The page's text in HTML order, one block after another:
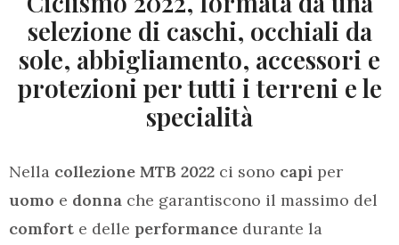
selezione di caschi, occhiali da
sole, abbigliamento, accessori e
protezioni per tutti i terreni e le
specialità
Nella collezione MTB 2022 ci sono capi per
uomo e donna che garantiscono il massimo del
comfort e delle performance durante la